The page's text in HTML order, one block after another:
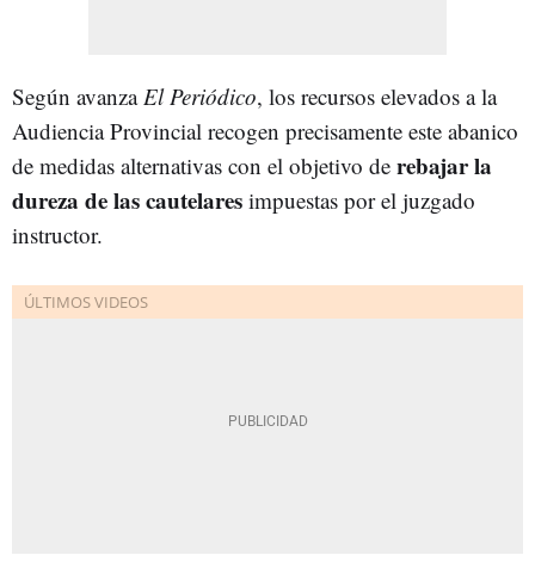
Según avanza El Periódico, los recursos elevados a la
Audiencia Provincial recogen precisamente este abanico
de medidas alternativas con el objetivo de rebajar la
dureza de las cautelares impuestas por el juzgado
instructor.